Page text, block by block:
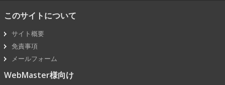
このサイトについて
サイト概要
免責事項
メールフォーム
WebMaster様向け